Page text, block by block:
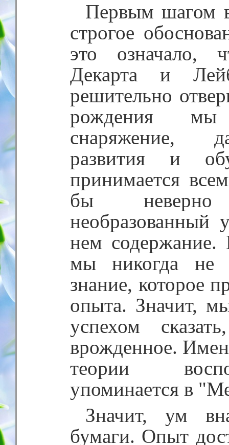
Первым шагом
строгое
это означало,
Декарта и
решительно
рождения мы
снаряжение,
развития и
принимается
бы неверно
нем
мы никогда не
знание, которое
опыта. Значит,
успехом
врожденное.
теории
упоминается в
Значит, ум
бумаги. Опыт